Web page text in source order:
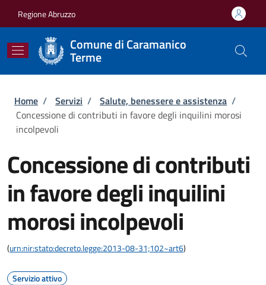
Regione Abruzzo
Comune di Caramanico
Terme
Briciole di pane
Home / Servizi / Salute, benessere e assistenza /
Concessione di contributi in favore degli inquilini morosi
incolpevoli
Concessione di contributi
in favore degli inquilini
morosi incolpevoli
(urn:nir:stato:decreto.legge:2013-08-31;102~art6)
Servizio attivo